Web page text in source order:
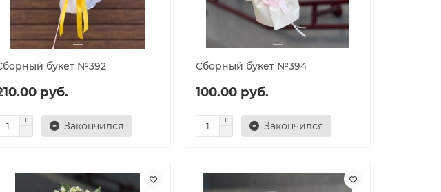
букет №392
руб.
Закончился
Cборный букет №394
100.00 руб.
Закончился